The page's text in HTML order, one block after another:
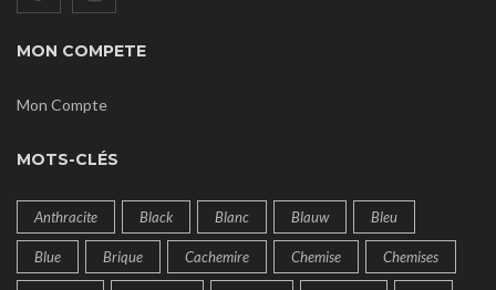
MON COMPETE
Mon Compte
MOTS-CLÉS
Anthracite Black Blanc Blauw Bleu
Blue Brique Cachemire Chemise Chemises